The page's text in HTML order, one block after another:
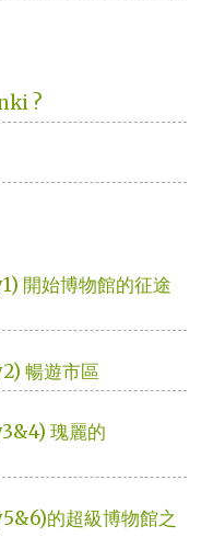
?
開始博物館的征途
暢遊市區
瑰麗的
的超級博物館之